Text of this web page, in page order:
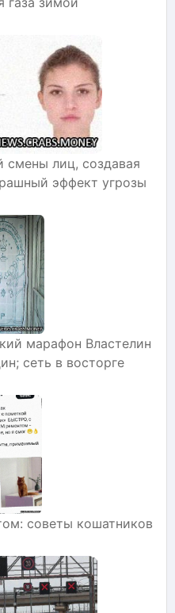
смены лиц, создавая
эффект угрозы
марафон Властелин
сеть в восторге
советы кошатников